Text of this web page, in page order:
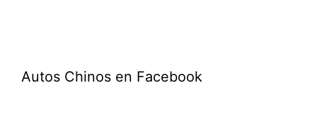
Autos Chinos en Facebook